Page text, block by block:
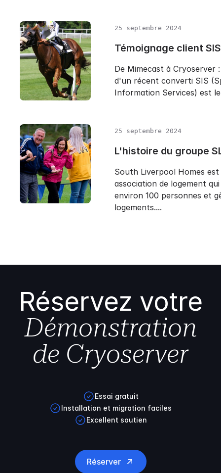
25 septembre 2024
Témoignage client SIS
De Mimecast à Cryoserver
d'un récent converti SIS
Information Services) est
25 septembre 2024
L'histoire du groupe
South Liverpool Homes est
association de logement
environ 100 personnes et
logements....
Réservez votre
Démonstration
de Cryoserver
Essai gratuit
Installation et migration faciles
Excellent soutien
Réserver